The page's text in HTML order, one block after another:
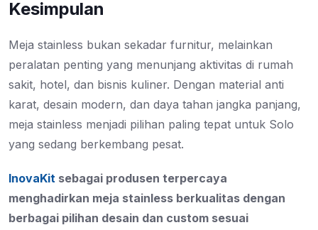
Kesimpulan
Meja stainless bukan sekadar furnitur, melainkan
peralatan penting yang menunjang aktivitas di rumah
sakit, hotel, dan bisnis kuliner. Dengan material anti
karat, desain modern, dan daya tahan jangka panjang,
meja stainless menjadi pilihan paling tepat untuk Solo
yang sedang berkembang pesat.
InovaKit sebagai produsen terpercaya
menghadirkan meja stainless berkualitas dengan
berbagai pilihan desain dan custom sesuai